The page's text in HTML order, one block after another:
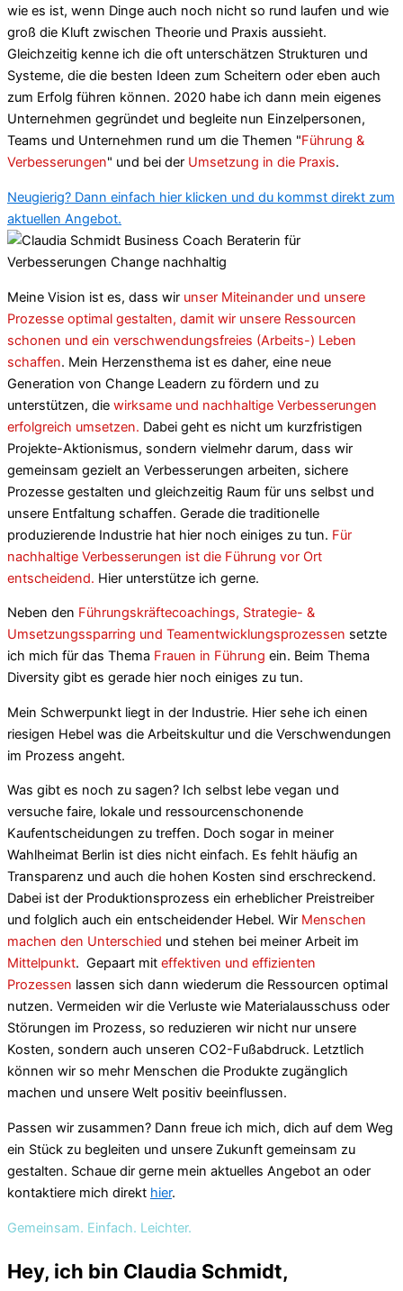
wie es ist, wenn Dinge auch noch nicht so rund laufen und wie
groß die Kluft zwischen Theorie und Praxis aussieht.
Gleichzeitig kenne ich die oft unterschätzen Strukturen und
Systeme, die die besten Ideen zum Scheitern oder eben auch
zum Erfolg führen können. 2020 habe ich dann mein eigenes
Unternehmen gegründet und begleite nun Einzelpersonen,
Teams und Unternehmen rund um die Themen "Führung &
Verbesserungen" und bei der Umsetzung in die Praxis.
Neugierig? Dann einfach hier klicken und du kommst direkt zum
aktuellen Angebot.
Meine Vision ist es, dass wir unser Miteinander und unsere
Prozesse optimal gestalten, damit wir unsere Ressourcen
schonen und ein verschwendungsfreies (Arbeits-) Leben
schaffen. Mein Herzensthema ist es daher, eine neue
Generation von Change Leadern zu fördern und zu
unterstützen, die wirksame und nachhaltige Verbesserungen
erfolgreich umsetzen. Dabei geht es nicht um kurzfristigen
Projekte-Aktionismus, sondern vielmehr darum, dass wir
gemeinsam gezielt an Verbesserungen arbeiten, sichere
Prozesse gestalten und gleichzeitig Raum für uns selbst und
unsere Entfaltung schaffen. Gerade die traditionelle
produzierende Industrie hat hier noch einiges zu tun. Für
nachhaltige Verbesserungen ist die Führung vor Ort
entscheidend. Hier unterstütze ich gerne.
Neben den Führungskräftecoachings, Strategie- &
Umsetzungssparring und Teamentwicklungsprozessen setzte
ich mich für das Thema Frauen in Führung ein. Beim Thema
Diversity gibt es gerade hier noch einiges zu tun.
Mein Schwerpunkt liegt in der Industrie. Hier sehe ich einen
riesigen Hebel was die Arbeitskultur und die Verschwendungen
im Prozess angeht.
Was gibt es noch zu sagen? Ich selbst lebe vegan und
versuche faire, lokale und ressourcenschonende
Kaufentscheidungen zu treffen. Doch sogar in meiner
Wahlheimat Berlin ist dies nicht einfach. Es fehlt häufig an
Transparenz und auch die hohen Kosten sind erschreckend.
Dabei ist der Produktionsprozess ein erheblicher Preistreiber
und folglich auch ein entscheidender Hebel. Wir Menschen
machen den Unterschied und stehen bei meiner Arbeit im
Mittelpunkt. Gepaart mit effektiven und effizienten
Prozessen lassen sich dann wiederum die Ressourcen optimal
nutzen. Vermeiden wir die Verluste wie Materialausschuss oder
Störungen im Prozess, so reduzieren wir nicht nur unsere
Kosten, sondern auch unseren CO2-Fußabdruck. Letztlich
können wir so mehr Menschen die Produkte zugänglich
machen und unsere Welt positiv beeinflussen.
Passen wir zusammen? Dann freue ich mich, dich auf dem Weg
ein Stück zu begleiten und unsere Zukunft gemeinsam zu
gestalten. Schaue dir gerne mein aktuelles Angebot an oder
kontaktiere mich direkt hier.
Gemeinsam. Einfach. Leichter.
Hey, ich bin Claudia Schmidt,